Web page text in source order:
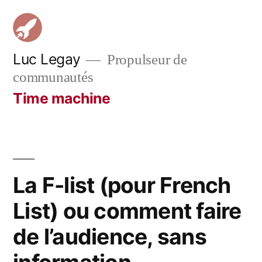
Aller
contenu
Luc Legay
Propulseur de
communautés
Time machine
La F-list (pour French
List) ou comment faire
de l’audience, sans